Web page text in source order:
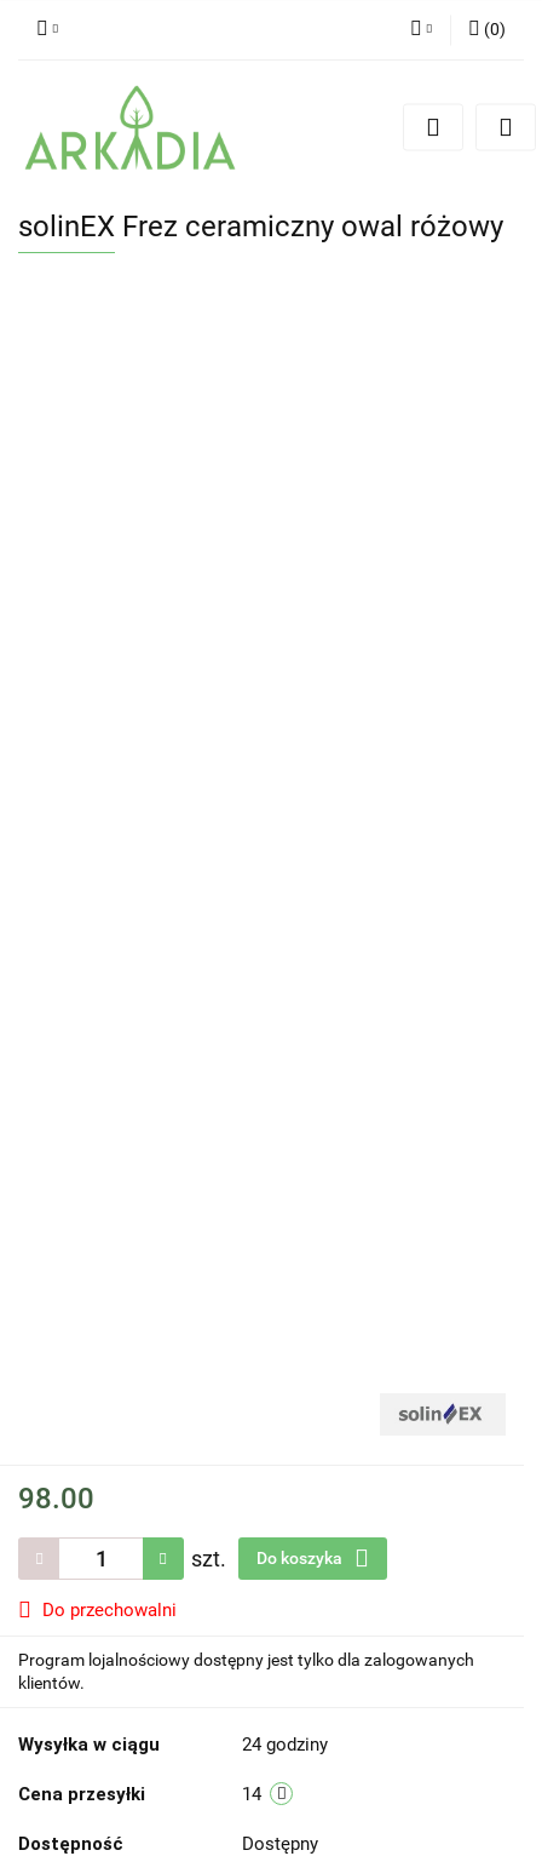
(0)
solinEX Frez ceramiczny owal różowy
98.00
szt. Do koszyka
Do przechowalni
Program lojalnościowy dostępny jest tylko dla zalogowanych
klientów.
Wysyłka w ciągu 24 godziny
Cena przesyłki 14
Dostępność Dostępny